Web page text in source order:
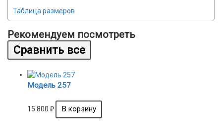
Таблица размеров
Рекомендуем посмотреть
Модель 257
15 800 ₽